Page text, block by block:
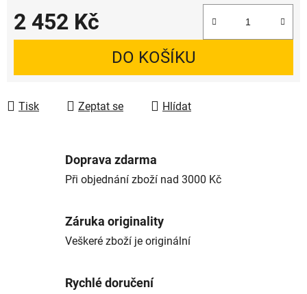
2 452 Kč
Měrná cena:
DO KOŠÍKU
Tisk Zeptat se Hlídat
Doprava zdarma
Při objednání zboží nad 3000 Kč
Záruka originality
Veškeré zboží je originální
Rychlé doručení